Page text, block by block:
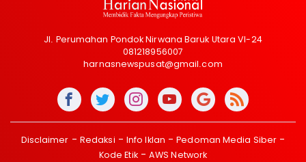
Jl. Perumahan Pondok Nirwana Baruk Utara VI-24
081218956007
harnasnewspusat@gmail.com
Disclaimer Redaksi Info Iklan
Pedoman Media Siber
Kode Etik
AWS Network